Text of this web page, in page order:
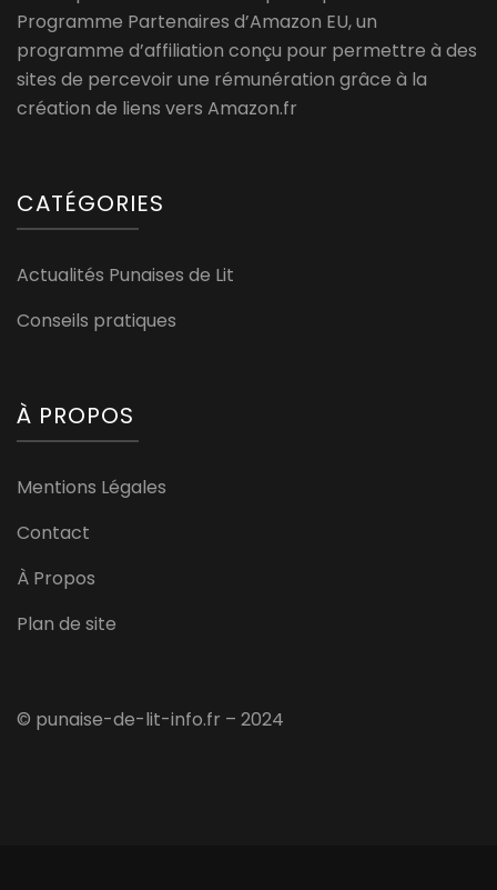
Programme Partenaires d’Amazon EU, un
programme d’affiliation conçu pour permettre à des
sites de percevoir une rémunération grâce à la
création de liens vers Amazon.fr
CATÉGORIES
Actualités Punaises de Lit
Conseils pratiques
À PROPOS
Mentions Légales
Contact
À Propos
Plan de site
© punaise-de-lit-info.fr – 2024